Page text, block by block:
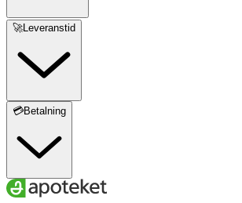
🚀Leveranstid
💳Betalning